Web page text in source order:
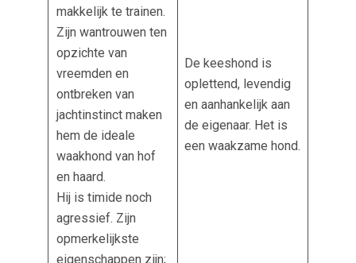
makkelijk te trainen.
Zijn wantrouwen ten
opzichte van
vreemden en
ontbreken van
jachtinstinct maken
hem de ideale
waakhond van hof
en haard.
Hij is timide noch
agressief. Zijn
opmerkelijkste
eigenschappen zijn;
De keeshond is
oplettend, levendig
en aanhankelijk aan
de eigenaar. Het is
een waakzame hond.